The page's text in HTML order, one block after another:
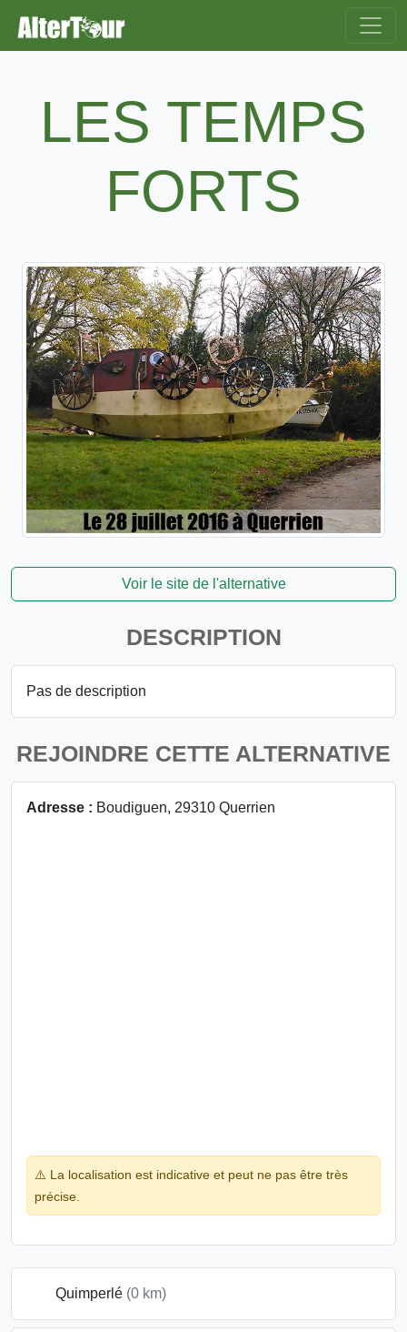
LES TEMPS
FORTS
Voir le site de l'alternative
DESCRIPTION
Pas de description
REJOINDRE CETTE ALTERNATIVE
Adresse : Boudiguen, 29310 Querrien
⚠️ La localisation est indicative et peut ne pas être très
précise.
Quimperlé (0 km)